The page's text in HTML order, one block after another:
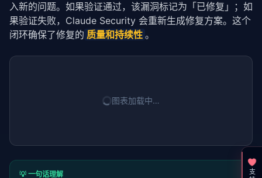
入新的问题。如果验证通过，该漏洞标记为「已修复」；如
果验证失败，Claude Security 会重新生成修复方案。这个
闭环确保了修复的 质量和持续性 。
图表加载中…
💡 一句话理解